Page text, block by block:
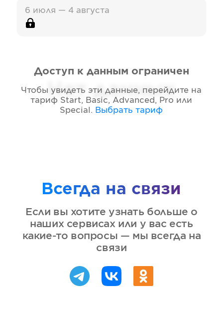
6 июля — 4 августа
Нет данных
Доступ к данным ограничен
Чтобы увидеть эти данные, перейдите на
тариф Start, Basic, Advanced, Pro или
Special . Выбрать тариф
Всегда на связи
Если вы хотите узнать больше о
наших сервисах или у вас есть
какие-то вопросы — мы всегда на
связи